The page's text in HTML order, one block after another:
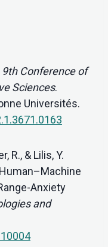
9th Conference of
Sciences.
Universités.
R., & Lilis, Y.
Anxiety
and